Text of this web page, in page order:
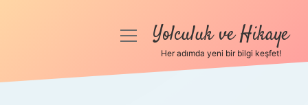
Anasayfa
menüyüYolculuk ve Hikaye
Her adımda yeni bir bilgi keşfet!